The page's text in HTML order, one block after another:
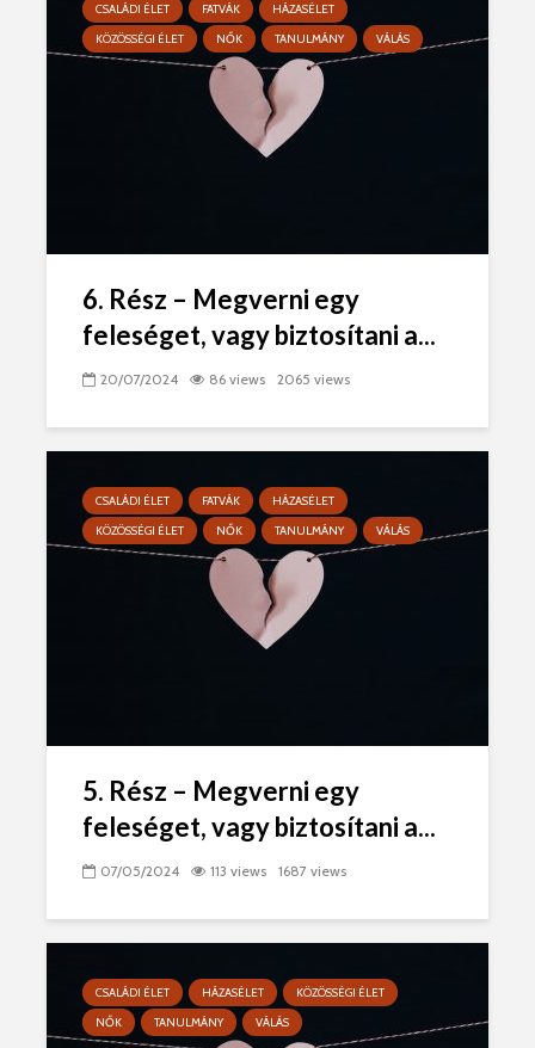
CSALÁDI ÉLET FATVÁK
HÁZASÉLET
KÖZÖSSÉGI ÉLET
NŐK TANULMÁNY VÁLÁS
6. Rész – Megverni egy
feleséget, vagy biztosítani a...
20/07/2024 86 views 2065 views
CSALÁDI ÉLET FATVÁK
HÁZASÉLET
KÖZÖSSÉGI ÉLET
NŐK TANULMÁNY VÁLÁS
5. Rész – Megverni egy
feleséget, vagy biztosítani a...
07/05/2024 113 views 1687 views
CSALÁDI ÉLET HÁZASÉLET
KÖZÖSSÉGI ÉLET
NŐK
TANULMÁNY VÁLÁS